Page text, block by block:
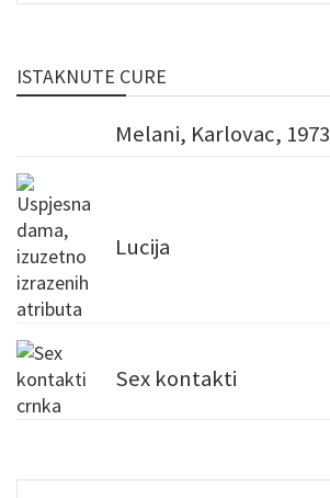
ISTAKNUTE CURE
Melani, Karlovac, 1973
Lucija
Sex kontakti